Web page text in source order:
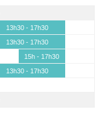
13h30 - 17h30
13h30 - 17h30
15h - 17h30
13h30 - 17h30